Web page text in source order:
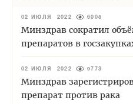
02 ИЮЛЯ 2022 6008
Минздрав сократил
препаратов в
02 ИЮЛЯ 2022 9773
Минздрав
препарат против рака